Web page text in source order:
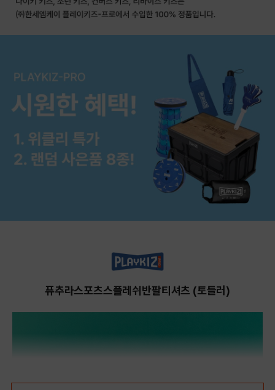
퓨추라스포츠스플레쉬반팔티셔츠 (토들러)